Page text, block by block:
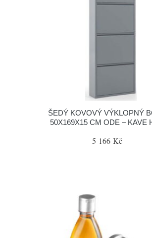
ŠEDÝ KOVOVÝ VÝKLOPNÝ
50X169X15 CM ODE – KAVE
5 166 Kč